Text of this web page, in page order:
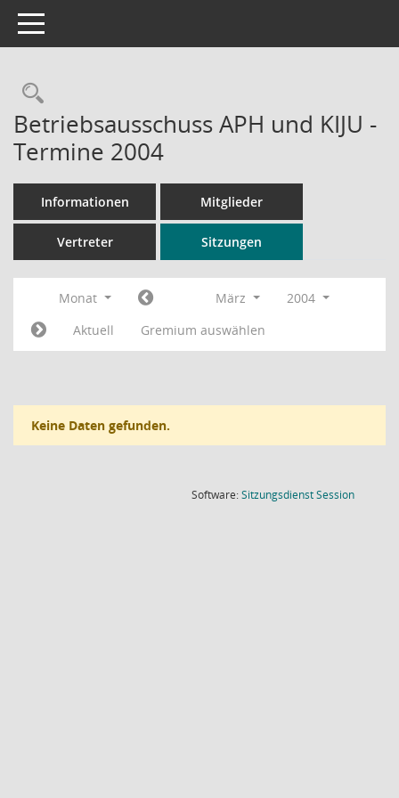
Toggle navigation
Rechercheauswahl
Betriebsausschuss APH und KIJU -
Termine 2004
Informationen Mitglieder
Vertreter Sitzungen
Monat März
2004
Aktuell
Gremium auswählen
Keine Daten gefunden.
Software:SitzungsdienstSession(Wird in